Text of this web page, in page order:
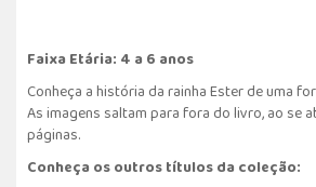
Faixa Etária: 4 a 6 anos
Conheça a história da rainha Ester de uma
As imagens saltam para fora do livro, ao se
páginas.
Conheça os outros títulos da coleção: